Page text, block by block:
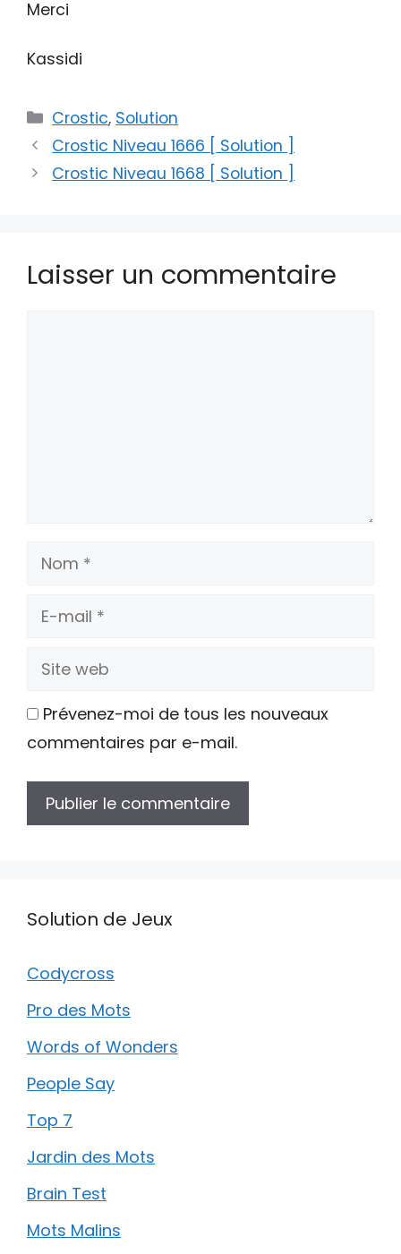
Merci
Kassidi
Catégories
Crostic, Solution
Crostic Niveau 1666 [ Solution ]
Crostic Niveau 1668 [ Solution ]
Laisser un commentaire
Nom
E-
Site
Prévenez-moi de tous les nouveaux
commentaires par e-mail.
Solution de Jeux
Codycross
Pro des Mots
Words of Wonders
People Say
Top 7
Jardin des Mots
Brain Test
Mots Malins